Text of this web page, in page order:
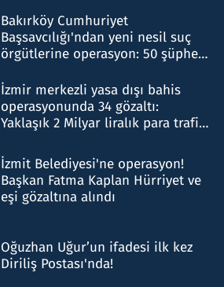
Bakırköy Cumhuriyet
Başsavcılığı'ndan yeni nesil suç
örgütlerine operasyon: 50 şüpheli
İzmir merkezli yasa dışı bahis
operasyonunda 34 gözaltı:
Yaklaşık 2 Milyar liralık para trafiği
İzmit Belediyesi'ne operasyon!
Başkan Fatma Kaplan Hürriyet ve
eşi gözaltına alındı
Oğuzhan Uğur’un ifadesi ilk kez
Diriliş Postası'nda!